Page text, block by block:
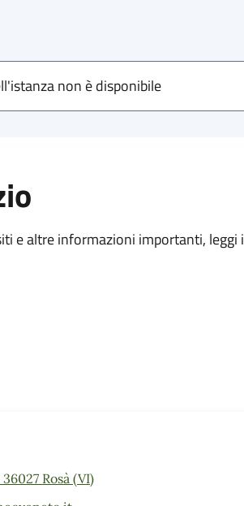
non è disponibile
e altre informazioni importanti, leggi
Rosà (VI)